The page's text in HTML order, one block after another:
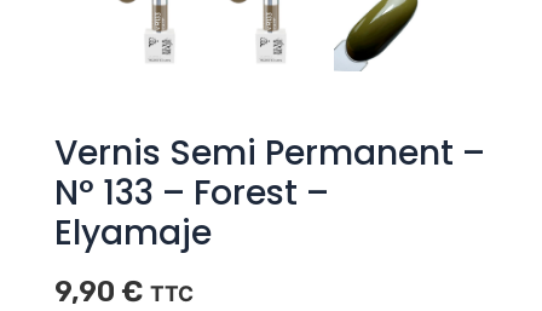
Vernis Semi Permanent –
N° 133 – Forest –
Elyamaje
9,90 € TTC